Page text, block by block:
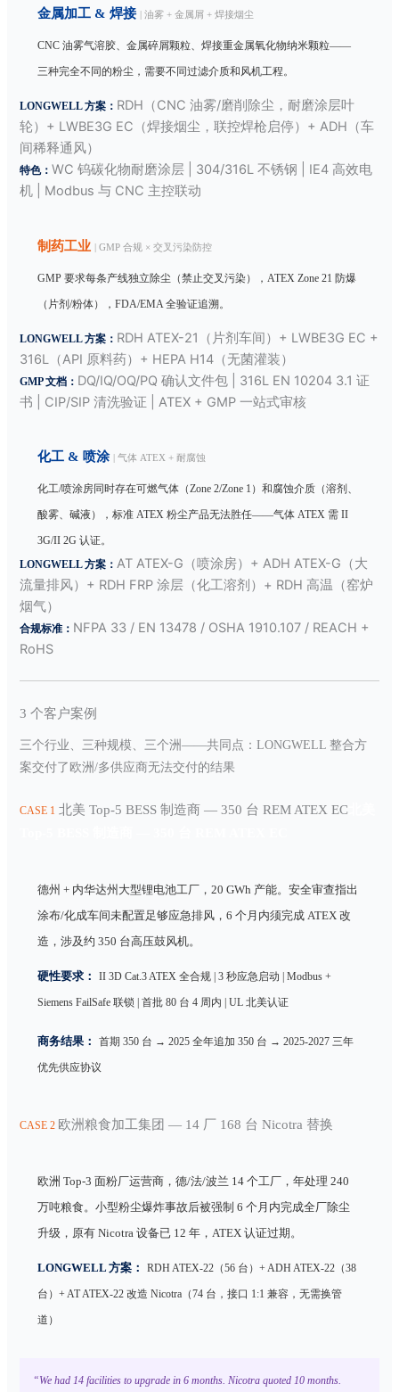
金属加工 & 焊接 | 油雾 + 金属屑 + 焊接烟尘
CNC 油雾气溶胶、金属碎屑颗粒、焊接重金属氧化物纳米颗粒——
三种完全不同的粉尘，需要不同过滤介质和风机工程。
LONGWELL 方案： RDH（CNC 油雾/磨削除尘，耐磨涂层叶
轮）+ LWBE3G EC（焊接烟尘，联控焊枪启停）+ ADH（车
间稀释通风）
特色： WC 钨碳化物耐磨涂层 | 304/316L 不锈钢 | IE4 高效电
机 | Modbus 与 CNC 主控联动
制药工业 | GMP 合规 × 交叉污染防控
GMP 要求每条产线独立除尘（禁止交叉污染），ATEX Zone 21 防爆
（片剂/粉体），FDA/EMA 全验证追溯。
LONGWELL 方案： RDH ATEX-21（片剂车间）+ LWBE3G EC +
316L（API 原料药）+ HEPA H14（无菌灌装）
GMP 文档： DQ/IQ/OQ/PQ 确认文件包 | 316L EN 10204 3.1 证
书 | CIP/SIP 清洗验证 | ATEX + GMP 一站式审核
化工 & 喷涂 | 气体 ATEX + 耐腐蚀
化工/喷涂房同时存在可燃气体（Zone 2/Zone 1）和腐蚀介质（溶剂、
酸雾、碱液），标准 ATEX 粉尘产品无法胜任——气体 ATEX 需 II
3G/II 2G 认证。
LONGWELL 方案：AT ATEX-G（喷涂房）+ ADH ATEX-G（大
流量排风）+ RDH FRP 涂层（化工溶剂）+ RDH 高温（窑炉
烟气）
合规标准： NFPA 33 / EN 13478 / OSHA 1910.107 / REACH +
RoHS
3 个客户案例
三个行业、三种规模、三个洲——共同点：LONGWELL 整合方
案交付了欧洲/多供应商无法交付的结果
CASE 1 北美 Top-5 BESS 制造商 — 350 台 REM ATEX EC
德州 + 内华达州大型锂电池工厂，20 GWh 产能。安全审查指出
涂布/化成车间未配置足够应急排风，6 个月内须完成 ATEX 改
造，涉及约 350 台高压鼓风机。
硬性要求： II 3D Cat.3 ATEX 全合规 | 3 秒应急启动 | Modbus +
Siemens FailSafe 联锁 | 首批 80 台 4 周内 | UL 北美认证
商务结果： 首期 350 台 → 2025 全年追加 350 台 → 2025-2027 三年
优先供应协议
CASE 2 欧洲粮食加工集团 — 14 厂 168 台 Nicotra 替换
欧洲 Top-3 面粉厂运营商，德/法/波兰 14 个工厂，年处理 240
万吨粮食。小型粉尘爆炸事故后被强制 6 个月内完成全厂除尘
升级，原有 Nicotra 设备已 12 年，ATEX 认证过期。
LONGWELL 方案： RDH ATEX-22（56 台）+ ADH ATEX-22（38
台）+ AT ATEX-22 改造 Nicotra（74 台，接口 1:1 兼容，无需换管
道）
“We had 14 facilities to upgrade in 6 months. Nicotra quoted 10 months.